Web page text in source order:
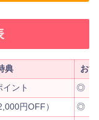
典 お
ント ◎
円OFF） ◎